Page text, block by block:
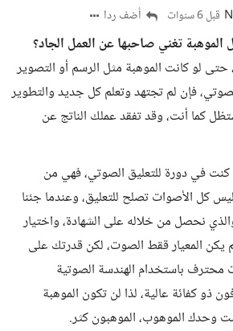
قبل 6 سنوات أضف ردا
الموهبة تغني صاحبها عن العمل الجاد؟
حتى لو كانت الموهبة مثل الرسم أو التصوير
فإن لم تجتهد وتعلم كل جديد والتطوير
كما أنت، وقد تفقد عملك الناتج عن
في دورة للتعليق الصوتي، فهي من
كل الأصوات تصلح للتعليق، وعندما جئنا
نحصل من خلاله على الشهادة، واختيار
يكن المعيار ققط الصوت، لكن قدرتك على
باستخدام الهندسة الصوتية
ذو كفائة عالية، لذا لن تكون الموهبة
وحدك الموهوب، الموهبون كثر.